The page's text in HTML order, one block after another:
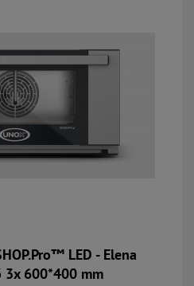
LED - Elena
3x 600*400 mm
Kosárba